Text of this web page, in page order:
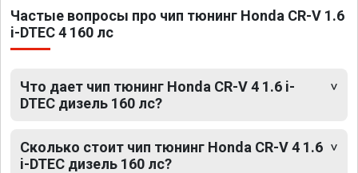
Частые вопросы про чип тюнинг Honda CR-V 1.6
i-DTEC 4 160 лс
Что дает чип тюнинг Honda CR-V 4 1.6 i-
DTEC дизель 160 лс?
Сколько стоит чип тюнинг Honda CR-V 4 1.6
i-DTEC дизель 160 лс?